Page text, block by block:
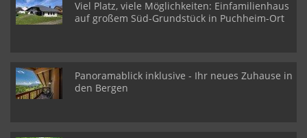
Viel Platz, viele Möglichkeiten: Einfamilienhaus
auf großem Süd-Grundstück in Puchheim-Ort
Panoramablick inklusive - Ihr neues Zuhause in
den Bergen